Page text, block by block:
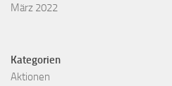
März 2022
Kategorien
Aktionen